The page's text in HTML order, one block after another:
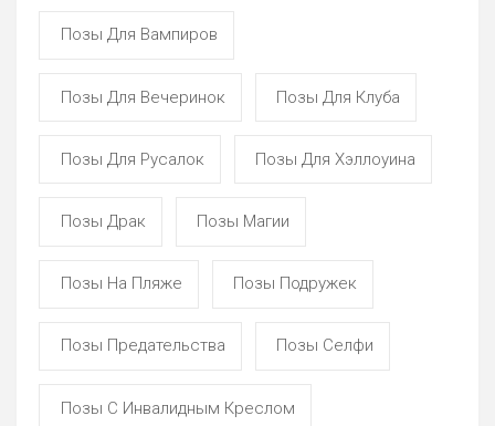
Позы Для Вампиров
Позы Для Вечеринок Позы Для Клуба
Позы Для Русалок Позы Для Хэллоуина
Позы Драк Позы Магии
Позы На Пляже Позы Подружек
Позы Предательства Позы Селфи
Позы С Инвалидным Креслом